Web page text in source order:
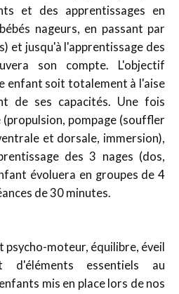
et des apprentissages en
nageurs, en passant par
et jusqu'à l'apprentissage des
son compte. L'objectif
enfant soit totalement à l'aise
de ses capacités. Une fois
(propulsion, pompage (souffler
et dorsale, immersion),
des 3 nages (dos,
évoluera en groupes de 4
de 30 minutes.
psycho-moteur, équilibre, éveil
d'éléments essentiels au
mis en place lors de nos